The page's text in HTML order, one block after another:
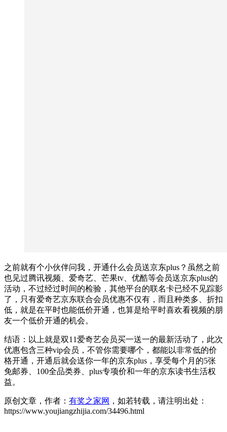
之前就有个小伙伴问我，开通什么会员送京东plus？虽然之前
也见过腾讯视频、爱奇艺、芒果tv、优酷等会员送京东plus的
活动，不过经过时间的检验，其他平台的联名卡已经不见踪影
了，只有爱奇艺京东联合会员优惠不仅有，而且种类多、折扣
低，就是在平时也能低价开通，也算是给平时喜欢看视频的朋
友一个低价开通的机会。
结语：以上就是双11爱奇艺会员买一送一的最新活动了，此次
优惠包含三种vip会员，不管你需要哪个，都能以非常低的价
格开通，开通后就会送你一年的京东plus，享受每个月的5张
免邮券、100全品类券、plus专项价和一年的京东读书生活权
益。
原创文章，作者： 有奖之家网 ，如若转载，请注明出处：
https://www.youjiangzhijia.com/34496.html